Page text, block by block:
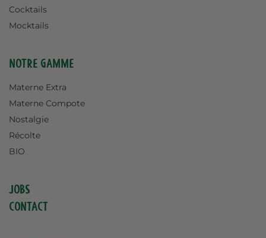
Cocktails
Mocktails
Notre gamme
Materne Extra
Materne Compote
Nostalgie
Récolte
BIO
Jobs
Contact